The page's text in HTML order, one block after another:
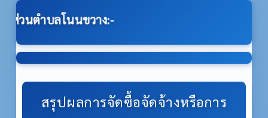
สรุปผลการจัดซื้อจัดจ้างหรือการ